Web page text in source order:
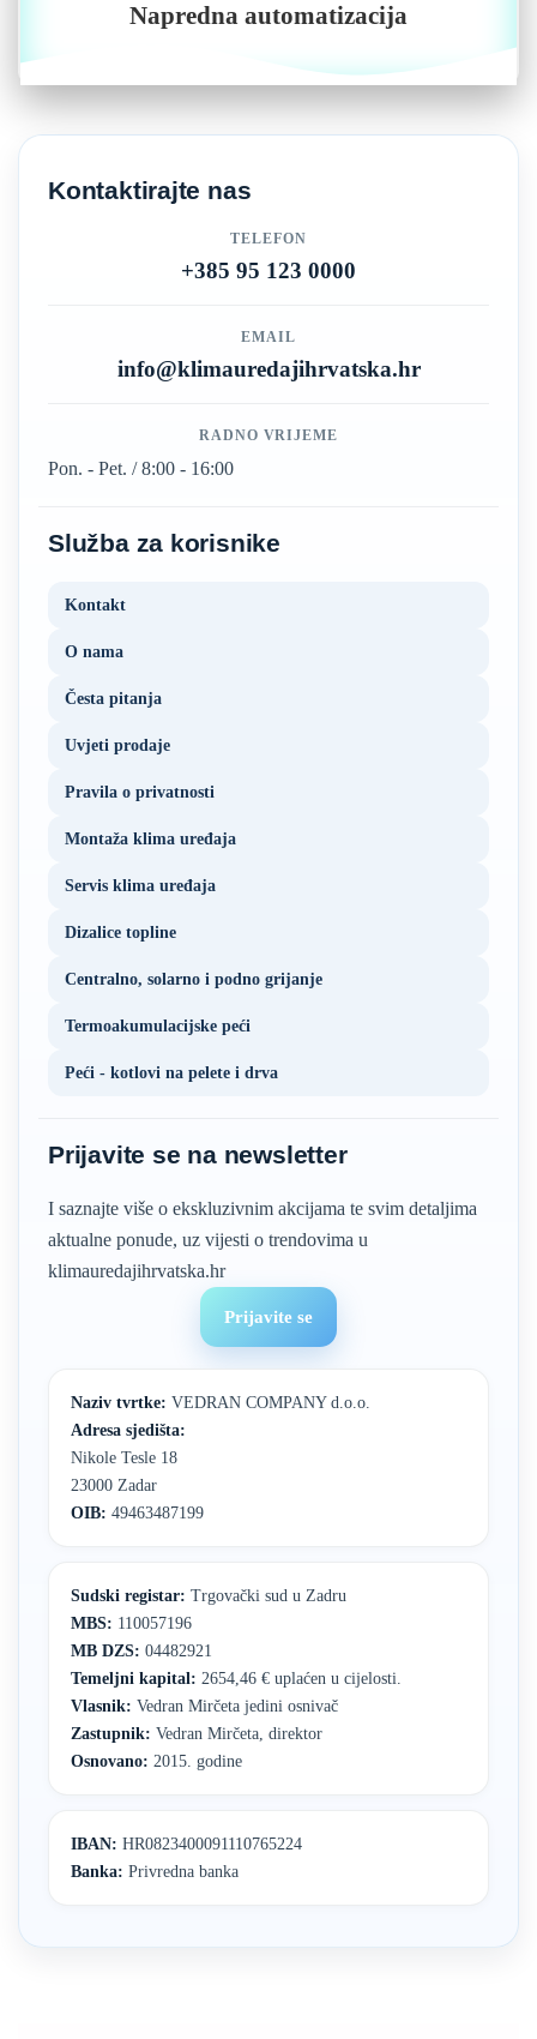
Napredna automatizacija
Kontaktirajte nas
TELEFON
+385 95 123 0000
EMAIL
info@klimauredajihrvatska.hr
RADNO VRIJEME
Pon. - Pet. / 8:00 - 16:00
Služba za korisnike
Kontakt
O nama
Česta pitanja
Uvjeti prodaje
Pravila o privatnosti
Montaža klima uređaja
Servis klima uređaja
Dizalice topline
Centralno, solarno i podno grijanje
Termoakumulacijske peći
Peći - kotlovi na pelete i drva
Prijavite se na newsletter
I saznajte više o ekskluzivnim akcijama te svim detaljima
aktualne ponude, uz vijesti o trendovima u
klimauredajihrvatska.hr
Prijavite se
Naziv tvrtke: VEDRAN COMPANY d.o.o.
Adresa sjedišta:
Nikole Tesle 18
23000 Zadar
OIB: 49463487199
Sudski registar: Trgovački sud u Zadru
MBS: 110057196
MB DZS: 04482921
Temeljni kapital: 2654,46 € uplaćen u cijelosti.
Vlasnik: Vedran Mirčeta jedini osnivač
Zastupnik: Vedran Mirčeta, direktor
Osnovano: 2015. godine
IBAN: HR0823400091110765224
Banka: Privredna banka